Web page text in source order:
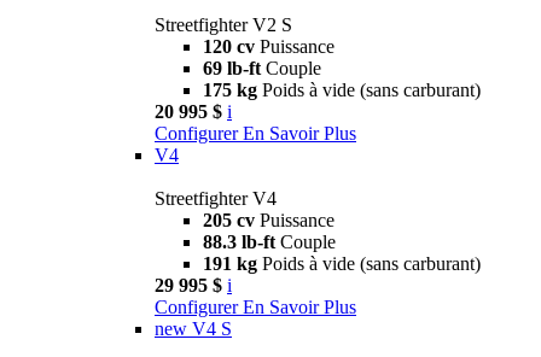
Streetfighter V2 S
120 cv Puissance
69 lb-ft Couple
175 kg Poids à vide (sans carburant)
20 995 $ i
Configurer En Savoir Plus
V4
Streetfighter V4
205 cv Puissance
88.3 lb-ft Couple
191 kg Poids à vide (sans carburant)
29 995 $ i
Configurer En Savoir Plus
new V4 S